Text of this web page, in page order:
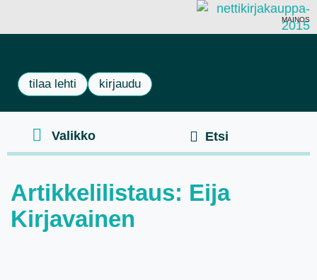
MAINOS
tilaa lehti kirjaudu
Artikkelilistaus: Eija
Kirjavainen